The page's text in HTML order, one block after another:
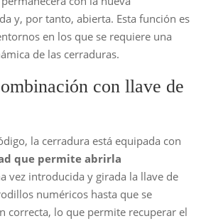
y, por tanto, abierta. Esta función es
en los que se requiere una
de las cerraduras.
con llave de
la cerradura está equipada con
que permite abrirla
vez introducida y girada la llave de
numéricos hasta que se
correcta, lo que permite recuperar el